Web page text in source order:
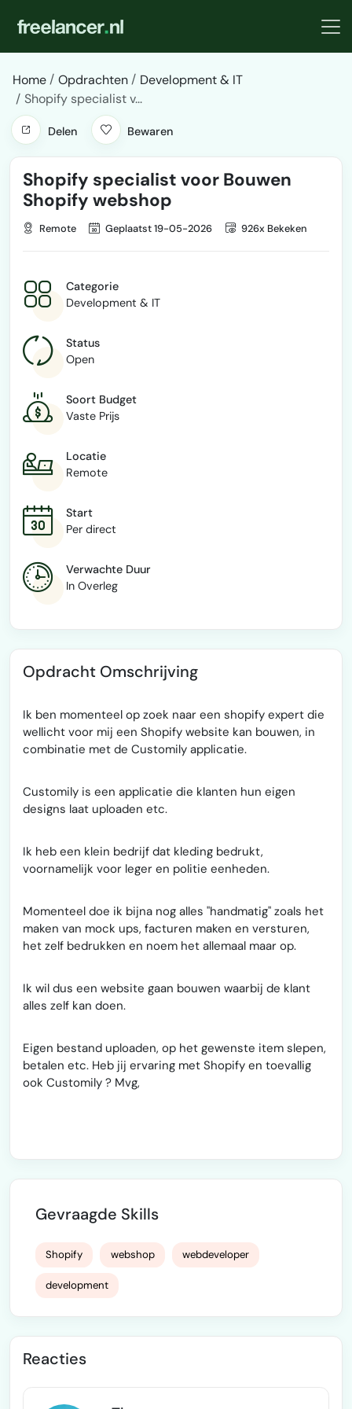
Home Opdrachten
Development & IT
Shopify specialist v...
Delen Bewaren
Shopify specialist voor Bouwen
Shopify webshop
Remote Geplaatst 19-05-2026 926x Bekeken
Categorie
Development & IT
Status
Open
Soort Budget
Vaste Prijs
Locatie
Remote
Start
Per direct
Verwachte Duur
In Overleg
Opdracht Omschrijving
Ik ben momenteel op zoek naar een shopify expert die
wellicht voor mij een Shopify website kan bouwen, in
combinatie met de Customily applicatie.
Customily is een applicatie die klanten hun eigen
designs laat uploaden etc.
Ik heb een klein bedrijf dat kleding bedrukt,
voornamelijk voor leger en politie eenheden.
Momenteel doe ik bijna nog alles "handmatig" zoals het
maken van mock ups, facturen maken en versturen,
het zelf bedrukken en noem het allemaal maar op.
Ik wil dus een website gaan bouwen waarbij de klant
alles zelf kan doen.
Eigen bestand uploaden, op het gewenste item slepen,
betalen etc. Heb jij ervaring met Shopify en toevallig
ook Customily ? Mvg,
Gevraagde Skills
Shopify webshop webdeveloper
development
Reacties